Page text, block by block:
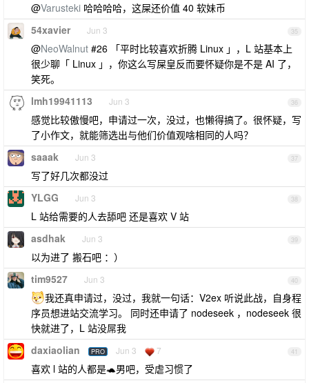
@Varusteki 哈哈哈哈，这屎还价值 40 软妹币
35
54xavier Jun 3
@NeoWalnut #26 「平时比较喜欢折腾 Linux 」，L 站基本上
很少聊「 Linux 」，你这么写屎皇反而要怀疑你是不是 AI 了，
笑死。
36
lmh19941113 Jun 3
感觉比较傲慢吧，申请过一次，没过，也懒得搞了。很怀疑，写
了小作文，就能筛选出与他们价值观啥相同的人吗？
37
saaak Jun 3
写了好几次都没过
38
YLGG Jun 3
L 站给需要的人去舔吧 还是喜欢 V 站
39
asdhak Jun 3
以为进了 搬石吧 ：）
40
tim9527 Jun 3
我还真申请过，没过，我就一句话：V2ex 听说此战，自身程
序员想进站交流学习。 同时还申请了 nodeseek ，nodeseek 很
快就进了，L 站没屌我
41
daxiaolian PRO Jun 3 7
喜欢 l 站的人都是🐢男吧，受虐习惯了